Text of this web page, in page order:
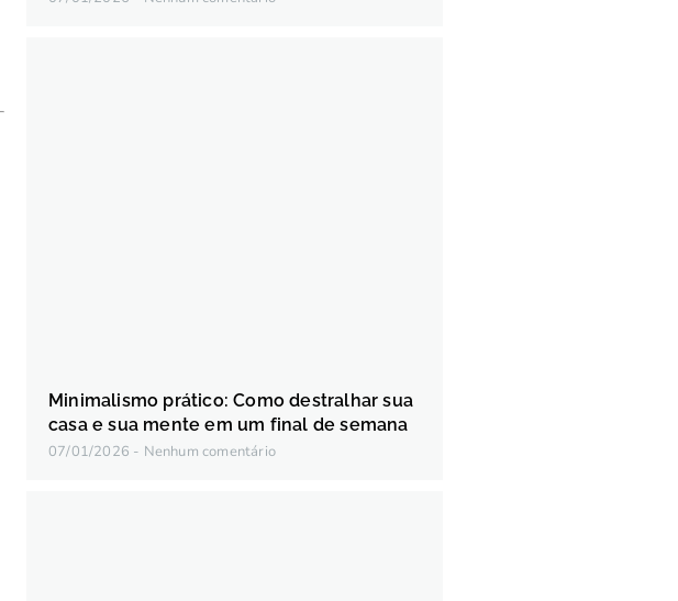
Minimalismo prático: Como destralhar sua
casa e sua mente em um final de semana
07/01/2026 Nenhum comentário